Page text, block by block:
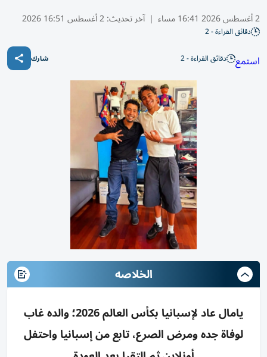
2 أغسطس 2026 16:41 مساء | آخر تحديث:2 أغسطس 16:51 2026
دقائق القراءة - 2
استمع دقائق القراءة - 2 شارك
الخلاصه
يامال عاد لإسبانيا بكأس العالم 2026؛ والده غاب
لوفاة جده ومرض الصرع، تابع من إسبانيا واحتفل